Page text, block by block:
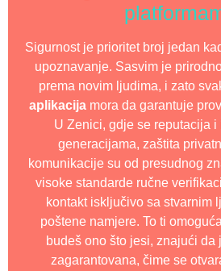
Sigurnost je prioritet broj jedan
upoznavanje. Sasvim je
prema novim ljudima, i zato
aplikacija mora da garantuje
U Zenici, gdje se reputacija i
generacijama, zaštita
komunikacije su od presudnog
visoke standarde ručne
kontakt isključivo sa stvarnim
poštene namjere. To ti
budeš ono što jesi, znajući da
zagarantovana, čime se